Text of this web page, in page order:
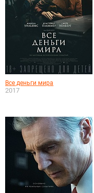
Все деньги мира
2017